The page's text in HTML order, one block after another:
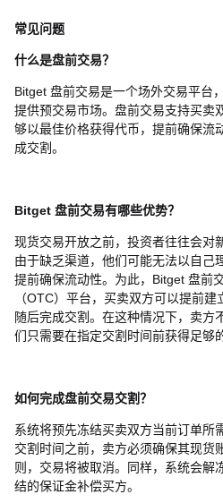
常见问题
什么是盘前交易？
Bitget 盘前交易是一个场外交易平台
提供预交易市场。盘前交易支持买卖
够以最佳价格获得代币，提前确保流
成交割。
Bitget 盘前交易有哪些优势？
现货交易开放之前，投资者往往会对
由于缺乏渠道，他们可能无法以自己
提前确保流动性。为此，Bitget 盘前
（OTC）平台，买卖双方可以提前建
随后完成交割。在这种情况下，卖方
们只需要在指定交割时间前获得足够
如何完成盘前交易交割？
系统将预先冻结买卖双方当前订单所
交割时间之前，卖方必须确保其现货
则，交易将被取消。同样，系统会解
结的保证金补偿买方。